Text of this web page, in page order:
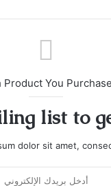
Product You Purchase
list to
dolor sit amet,